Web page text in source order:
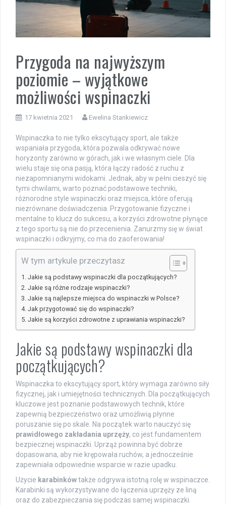
Przygoda na najwyższym
poziomie – wyjątkowe
możliwości wspinaczki
17 kwietnia 2021 Ewelina Stankiewicz
Wspinaczka to nie tylko ekscytujący sport, ale także
wspaniała przygoda, która pozwala odkrywać nowe
horyzonty zarówno w górach, jak i we własnym ciele. Dla
wielu staje się ona pasją, która łączy radość z ruchu z
niezapomnianymi widokami. Jednak, aby w pełni cieszyć się
tymi chwilami, warto poznać podstawowe techniki,
różnorodne style wspinaczki oraz miejsca, które oferują
niezrównane doświadczenia. Przygotowanie fizyczne i
mentalne to klucz do sukcesu, a korzyści zdrowotne płynące
z tego sportu są nie do przecenienia. Zanurzmy się w świat
wspinaczki i odkryjmy, co ma do zaoferowania!
W tym artykule przeczytasz
Jakie są podstawy wspinaczki dla początkujących?
Jakie są różne rodzaje wspinaczki?
Jakie są najlepsze miejsca do wspinaczki w Polsce?
Jak przygotować się do wspinaczki?
Jakie są korzyści zdrowotne z uprawiania wspinaczki?
Jakie są podstawy wspinaczki dla
początkujących?
Wspinaczka to ekscytujący sport, który wymaga zarówno siły
fizycznej, jak i umiejętności technicznych. Dla początkujących
kluczowe jest poznanie podstawowych technik, które
zapewnią bezpieczeństwo oraz umożliwią płynne
poruszanie się po skale. Na początek warto nauczyć się
prawidłowego zakładania uprzęży, co jest fundamentem
bezpiecznej wspinaczki. Uprząż powinna być dobrze
dopasowana, aby nie krępowała ruchów, a jednocześnie
zapewniała odpowiednie wsparcie w razie upadku.
Użycie karabinkówtakże odgrywa istotną rolę w wspinaczce.
Karabinki są wykorzystywane do łączenia uprzęży ze liną
oraz do zabezpieczania się podczas samej wspinaczki.